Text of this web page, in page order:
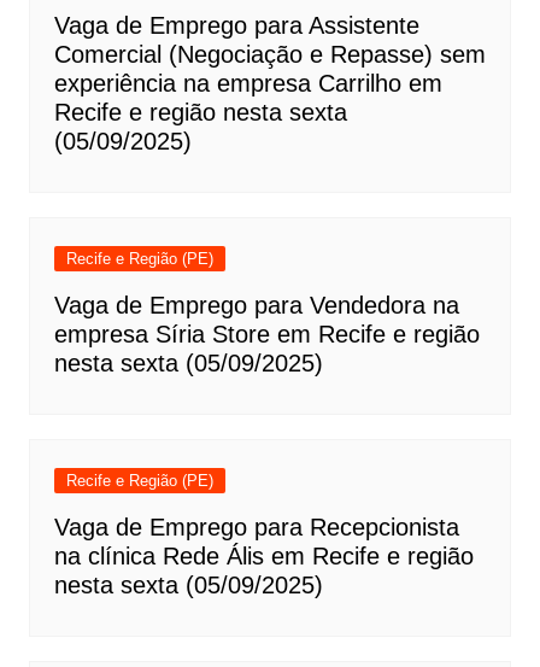
Vaga de Emprego para Assistente
Comercial (Negociação e Repasse) sem
experiência na empresa Carrilho em
Recife e região nesta sexta
(05/09/2025)
Recife e Região (PE)
Vaga de Emprego para Vendedora na
empresa Síria Store em Recife e região
nesta sexta (05/09/2025)
Recife e Região (PE)
Vaga de Emprego para Recepcionista
na clínica Rede Ális em Recife e região
nesta sexta (05/09/2025)